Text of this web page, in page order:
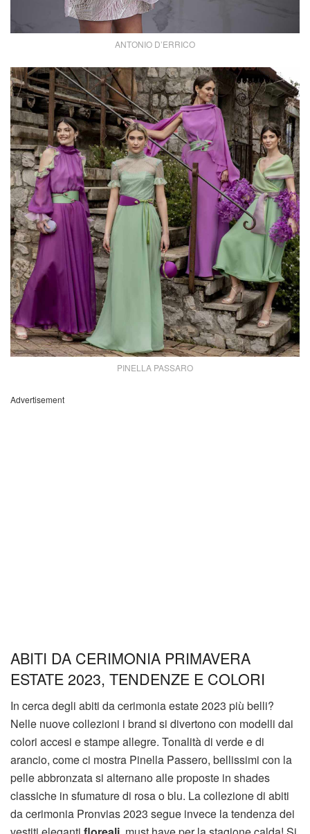
ANTONIO D’ERRICO
PINELLA PASSARO
Advertisement
ABITI DA CERIMONIA PRIMAVERA
ESTATE 2023, TENDENZE E COLORI
In cerca degli abiti da cerimonia estate 2023 più belli?
Nelle nuove collezioni i brand si divertono con modelli dai
colori accesi e stampe allegre. Tonalità di verde e di
arancio, come ci mostra Pinella Passero, bellissimi con la
pelle abbronzata si alternano alle proposte in shades
classiche in sfumature di rosa o blu. La collezione di abiti
da cerimonia Pronvias 2023 segue invece la tendenza dei